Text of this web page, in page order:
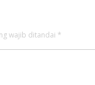
wajib ditandai *